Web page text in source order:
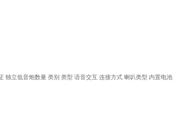
独立低音炮数量 类别 类型 语音交互 连接方式 喇叭类型 内置电池